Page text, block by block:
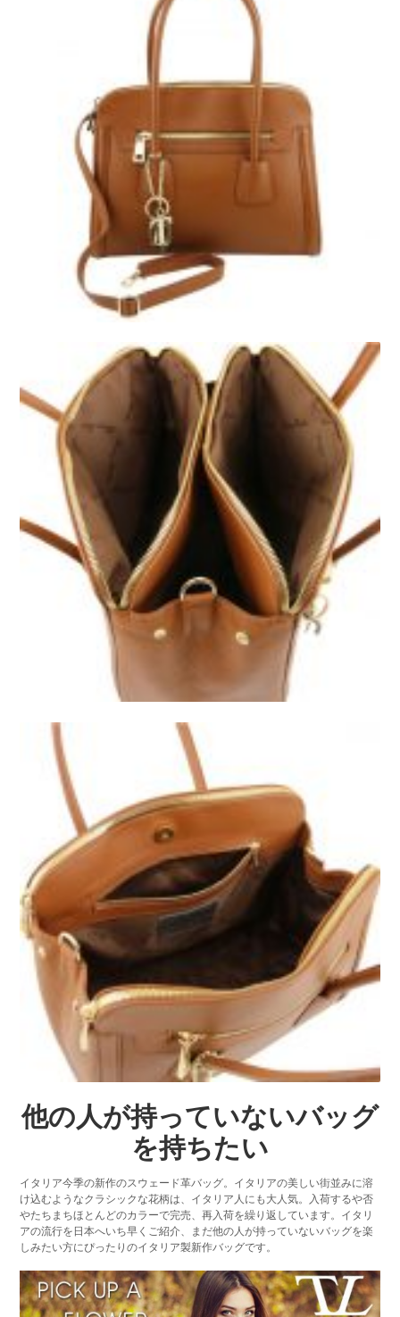
他の人が持っていないバッグ
を持ちたい
イタリア今季の新作のスウェード革バッグ。イタリアの美しい街並みに溶
け込むようなクラシックな花柄は、イタリア人にも大人気。入荷するや否
やたちまちほとんどのカラーで完売、再入荷を繰り返しています。イタリ
アの流行を日本へいち早くご紹介、まだ他の人が持っていないバッグを楽
しみたい方にぴったりのイタリア製新作バッグです。